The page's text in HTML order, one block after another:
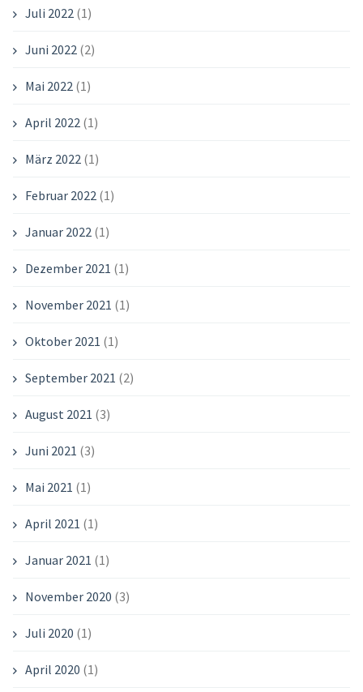
Juli 2022 (1)
Juni 2022 (2)
Mai 2022 (1)
April 2022 (1)
März 2022 (1)
Februar 2022 (1)
Januar 2022 (1)
Dezember 2021 (1)
November 2021 (1)
Oktober 2021 (1)
September 2021 (2)
August 2021 (3)
Juni 2021 (3)
Mai 2021 (1)
April 2021 (1)
Januar 2021 (1)
November 2020 (3)
Juli 2020 (1)
April 2020 (1)